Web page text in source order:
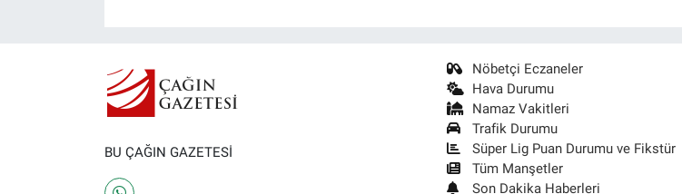
BU ÇAĞIN GAZETESİ
Nöbetçi Eczaneler
Hava Durumu
Namaz Vakitleri
Trafik Durumu
Süper Lig Puan Durumu ve Fikstür
Tüm Manşetler
Son Dakika Haberleri